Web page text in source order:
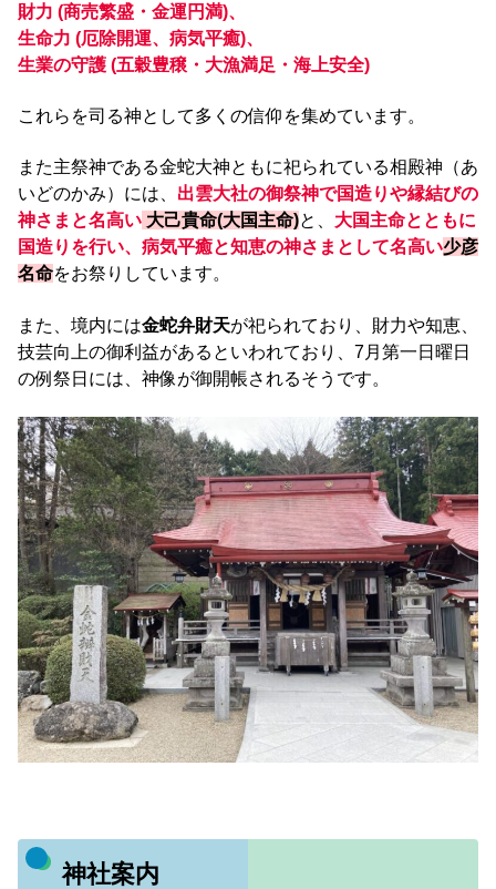
財力 (商売繁盛・金運円満)、
生命力 (厄除開運、病気平癒)、
生業の守護 (五穀豊穣・大漁満足・海上安全)
これらを司る神として多くの信仰を集めています。
また主祭神である金蛇大神ともに祀られている相殿神（あ
いどのかみ）には、 出雲大社の御祭神で国造りや縁結びの
神さまと名高い 大己貴命(大国主命)と、 大国主命とともに
国造りを行い、病気平癒と知恵の神さまとして名高い少彦
名命をお祭りしています。
また、境内には金蛇弁財天が祀られており、財力や知恵、
技芸向上の御利益があるといわれており、7月第一日曜日
の例祭日には、神像が御開帳されるそうです。
神社案内